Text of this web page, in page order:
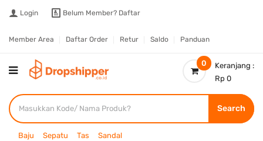
Login Belum Member? Daftar
Member Area Daftar Order Retur Saldo Panduan
0
Keranjang :
Rp 0
Search
Baju Sepatu Tas Sandal